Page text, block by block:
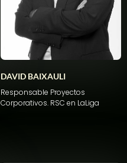
DAVID BAIXAULI
Responsable Proyectos
Corporativos. RSC en LaLiga